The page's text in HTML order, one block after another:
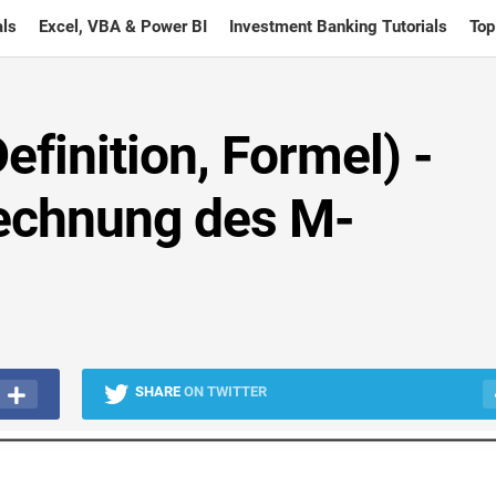
Excel, VBA & Power BI Investment Banking Tutorials
Formel) -
des M-
SHARE ON TWITTER